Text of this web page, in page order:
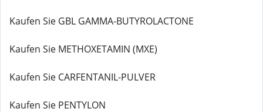
Kaufen Sie GBL GAMMA-BUTYROLACTONE
Kaufen Sie METHOXETAMIN (MXE)
Kaufen Sie CARFENTANIL-PULVER
Kaufen Sie PENTYLON